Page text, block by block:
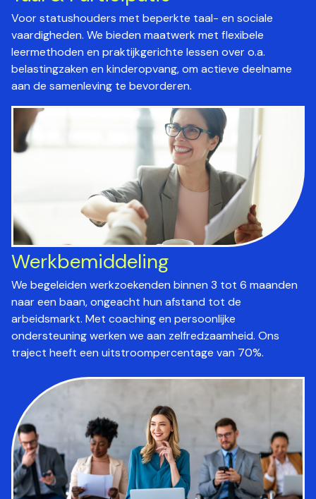
Voor statushouders met beperkte taal- en sociale
vaardigheden. We bieden maatwerk met flexibele
leermethoden en praktijkgerichte lessen over o.a.
belastingzaken en kinderopvang, om actieve deelname
aan de samenleving te bevorderen.
Werkbemiddeling
We begeleiden werkzoekenden binnen 3 tot 6 maanden
naar een baan, ongeacht hun afstand tot de
arbeidsmarkt. Met coaching en persoonlijke
ondersteuning werken we aan zelfredzaamheid. Ons
traject heeft een uitstroompercentage van 70%.